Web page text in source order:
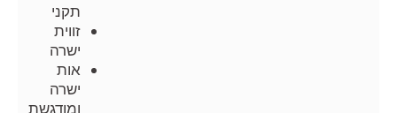
תקני
זווית
ישרה
אות
ישרה
ומודגשת